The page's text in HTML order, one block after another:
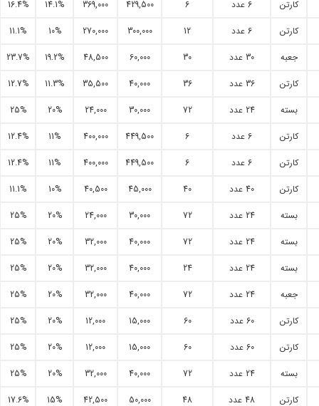
کارتن
6 عدد 6
429,500
369,000
14.1%
16.4%
کارتن
6 عدد 12
300,000
270,000
10%
11.1%
جعبه
30 عدد 30
60,000
48,500
19.2%
23.7%
کارتن
36 عدد 36
40,000
35,500
11.3%
12.7%
بسته
24 عدد 72
30,000
24,000
20%
25%
کارتن
6 عدد 6
449,500
400,000
11%
12.4%
کارتن
6 عدد 6
449,500
400,000
11%
12.4%
کارتن
40 عدد 40
45,000
40,500
10%
11.1%
بسته
24 عدد 72
30,000
24,000
20%
25%
بسته
24 عدد 72
40,000
32,000
20%
25%
بسته
24 عدد 24
40,000
32,000
20%
25%
جعبه
24 عدد 72
40,000
32,000
20%
25%
کارتن
60 عدد 60
15,000
12,000
20%
25%
کارتن
60 عدد 60
15,000
12,000
20%
25%
بسته
24 عدد 72
40,000
32,000
20%
25%
کارتن
48 عدد 48
50,000
42,500
15%
17.6%